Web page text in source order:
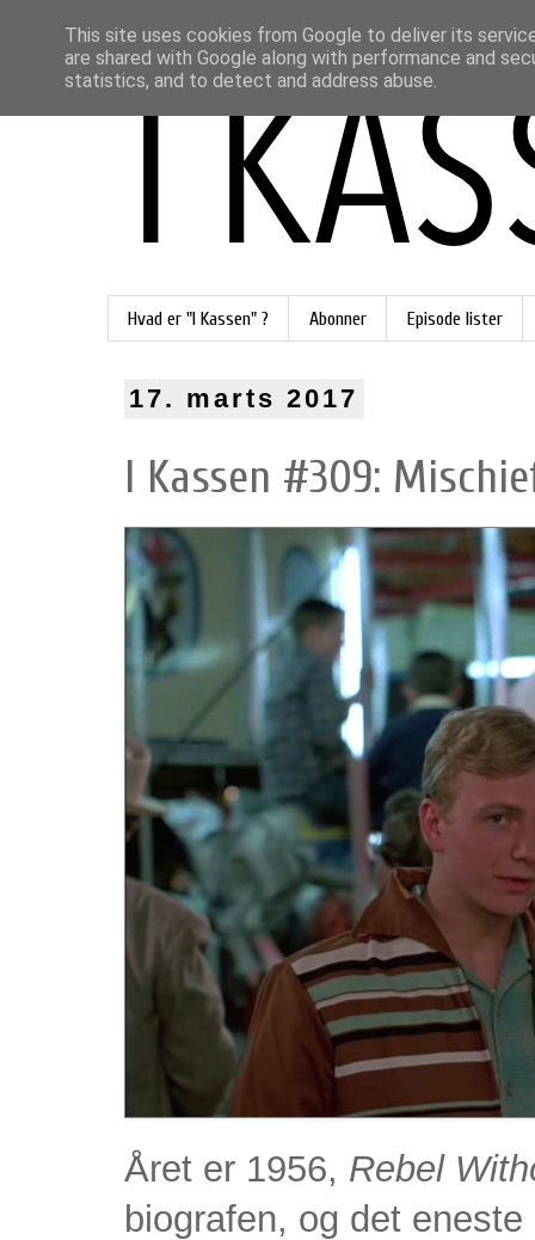
Hvad er "I Kassen" ? Abonner Episode lister
17. marts 2017
I Kassen #309:
Året er 1956, Rebel
biografen, og det
This site uses cookies from Google to deliver its
are shared with Google along with performance and
statistics, and to detect and address abuse.